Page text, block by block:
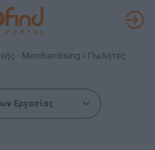
- Merchandising
Πωλητές
Εργασίας